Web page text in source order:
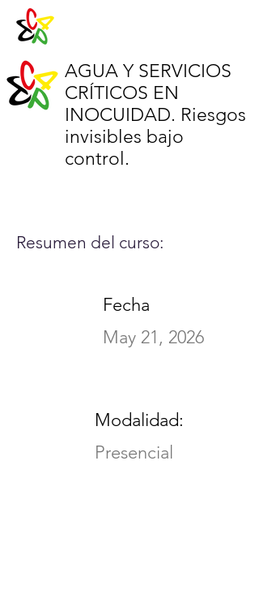
AGUA Y SERVICIOS
CRÍTICOS EN
INOCUIDAD. Riesgos
invisibles bajo
control.
Resumen del curso:
Fecha
May 21, 2026
Modalidad:
Presencial